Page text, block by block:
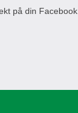
på din Facebook.